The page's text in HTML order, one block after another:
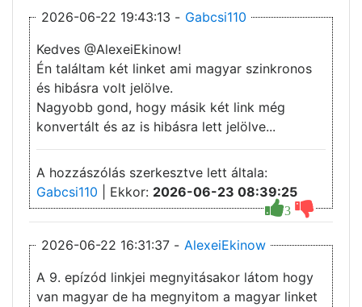
2026-06-22 19:43:13 - Gabcsi110
3
Kedves @AlexeiEkinow!
Én találtam két linket ami magyar szinkronos
és hibásra volt jelölve.
Nagyobb gond, hogy másik két link még
konvertált és az is hibásra lett jelölve...
A hozzászólás szerkesztve lett általa:
Gabcsi110 | Ekkor: 2026-06-23 08:39:25
2026-06-22 16:31:37 - AlexeiEkinow
A 9. epízód linkjei megnyitásakor látom hogy
van magyar de ha megnyitom a magyar linket